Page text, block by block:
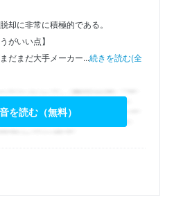
却に非常に積極的である。
がいい点】
だまだ大手メーカー...続きを読む(全
を読む（無料）